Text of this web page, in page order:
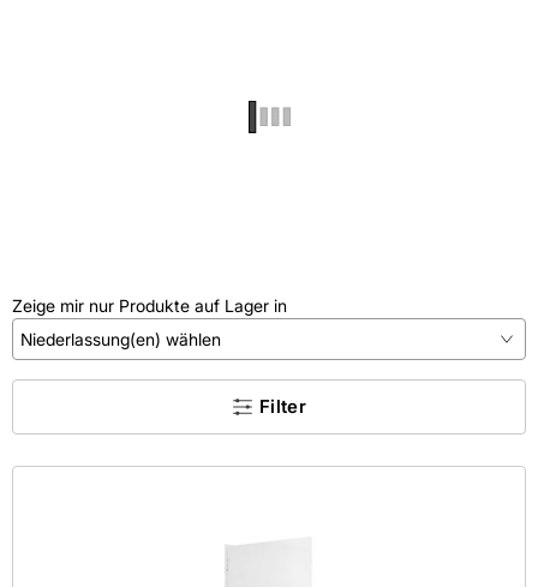
Zeige mir nur Produkte auf Lager in
Niederlassung(en) wählen
×
Kein Treffer gefunden.
Filter